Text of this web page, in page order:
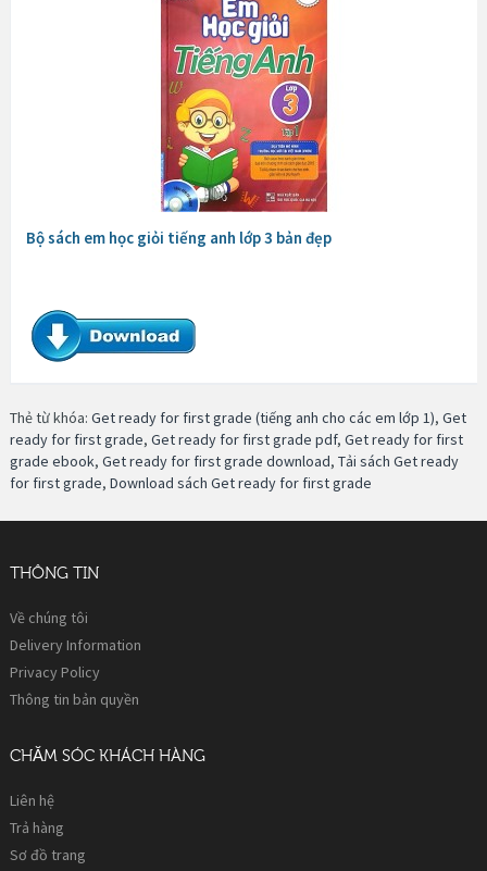
Bộ sách em học giỏi tiếng anh lớp 3 bản đẹp
Thẻ từ khóa: Get ready for first grade (tiếng anh cho các em lớp 1), Get
ready for first grade, Get ready for first grade pdf, Get ready for first
grade ebook, Get ready for first grade download, Tải sách Get ready
for first grade, Download sách Get ready for first grade
THÔNG TIN
Về chúng tôi
Delivery Information
Privacy Policy
Thông tin bản quyền
CHĂM SÓC KHÁCH HÀNG
Liên hệ
Trả hàng
Sơ đồ trang